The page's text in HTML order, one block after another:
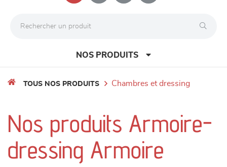
NOS PRODUITS
séjours
meubles de complément
TOUS NOS PRODUITS chambres et dressing
Nos produits Armoire-
dressing Armoire